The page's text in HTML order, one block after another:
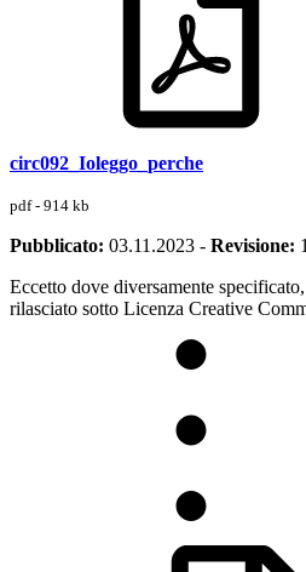
circ092_Ioleggo_perche
pdf - 914 kb
Pubblicato: 03.11.2023 - Revisione:
Eccetto dove diversamente
rilasciato sotto Licenza Creative